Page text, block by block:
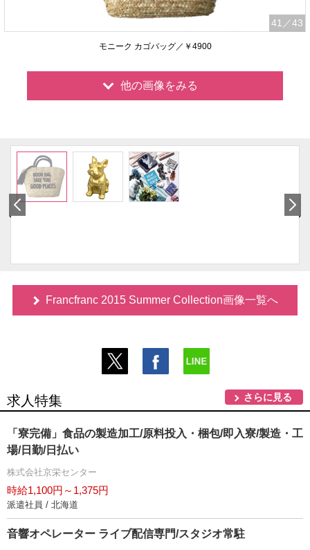
41 ／43
モニーク カゴバッグ／￥4900
他の画像をみる
Francfranc 2015 Summer Collection画像一覧へ
求人特集 さらに見る
「寮完備」食品の製造加工/原料投入・梱包/即入寮/製造・工
場/日勤/日払い
株式会社京栄センター
時給1,100円～1,375円
派遣社員 / 北海道
音響オペレーター ライブ配信専門/スタジオ常駐